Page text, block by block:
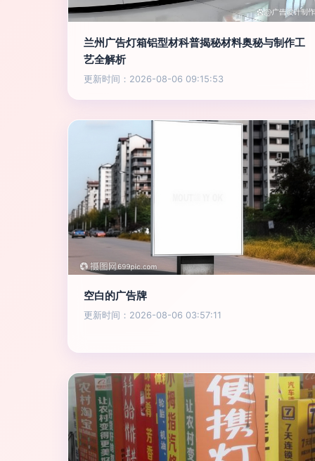
兰州广告灯箱铝型材科普揭秘材料奥秘与制作工
艺全解析
更新时间：2026-08-06 09:15:53
空白的广告牌
更新时间：2026-08-06 03:57:11